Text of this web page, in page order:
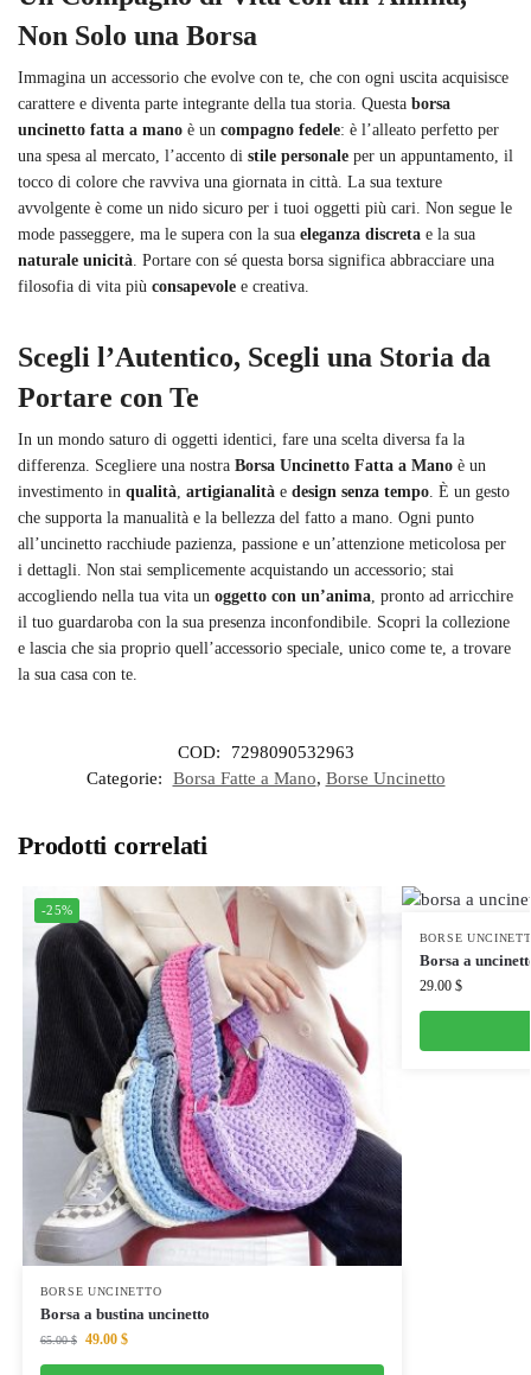
Non Solo una Borsa
Immagina un accessorio che evolve con te, che con ogni uscita acquisisce
carattere e diventa parte integrante della tua storia. Questa borsa
uncinetto fatta a mano è un compagno fedele: è l’alleato perfetto per
una spesa al mercato, l’accento di stile personale per un appuntamento, il
tocco di colore che ravviva una giornata in città. La sua texture
avvolgente è come un nido sicuro per i tuoi oggetti più cari. Non segue le
mode passeggere, ma le supera con la sua eleganza discreta e la sua
naturale unicità . Portare con sé questa borsa significa abbracciare una
filosofia di vita più consapevole e creativa.
Scegli l’Autentico, Scegli una Storia da
Portare con Te
In un mondo saturo di oggetti identici, fare una scelta diversa fa la
differenza. Scegliere una nostra Borsa Uncinetto Fatta a Mano è un
investimento in qualità artigianalità e design senza tempo . È un gesto
che supporta la manualità e la bellezza del fatto a mano. Ogni punto
all’uncinetto racchiude pazienza, passione e un’attenzione meticolosa per
i dettagli. Non stai semplicemente acquistando un accessorio; stai
accogliendo nella tua vita un oggetto con un’anima , pronto ad arricchire
il tuo guardaroba con la sua presenza inconfondibile. Scopri la collezione
e lascia che sia proprio quell’accessorio speciale, unico come te, a trovare
la sua casa con te.
COD:
7298090532963
Categorie:
Borsa Fatte a Mano, Borse Uncinetto
Prodotti correlati
-25%
BORSE UNCINETTO
Borsa a bustina uncinetto
65.00$ 49.00 $
BORSE
Borsa a
29.00 $